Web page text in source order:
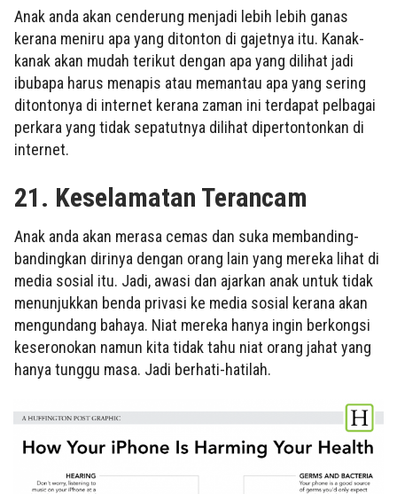
Anak anda akan cenderung menjadi lebih lebih ganas
kerana meniru apa yang ditonton di gajetnya itu. Kanak-
kanak akan mudah terikut dengan apa yang dilihat jadi
ibubapa harus menapis atau memantau apa yang sering
ditontonya di internet kerana zaman ini terdapat pelbagai
perkara yang tidak sepatutnya dilihat dipertontonkan di
internet.
21. Keselamatan Terancam
Anak anda akan merasa cemas dan suka membanding-
bandingkan dirinya dengan orang lain yang mereka lihat di
media sosial itu. Jadi, awasi dan ajarkan anak untuk tidak
menunjukkan benda privasi ke media sosial kerana akan
mengundang bahaya. Niat mereka hanya ingin berkongsi
keseronokan namun kita tidak tahu niat orang jahat yang
hanya tunggu masa. Jadi berhati-hatilah.